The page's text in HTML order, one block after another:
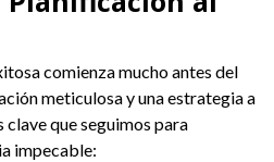
comienza mucho antes del
meticulosa y una estrategia a
clave que seguimos para
impecable: